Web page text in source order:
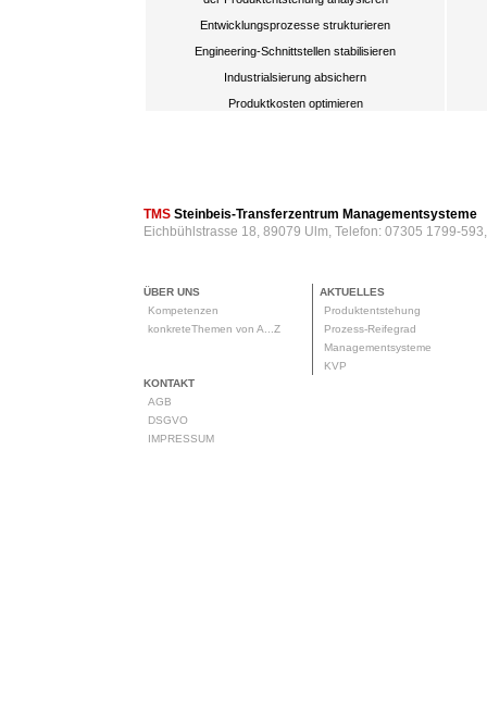
Entwicklungsprozesse strukturieren
Engineering-Schnittstellen stabilisieren
Industrialsierung absichern
Produktkosten optimieren
TMS Steinbeis-Transferzentrum Managementsysteme
Eichbühlstrasse 18, 89079 Ulm, Telefon: 07305 1799-
ÜBER UNS
Kompetenzen
konkreteThemen von A...Z
AKTUELLES
Produktentstehung
Prozess-Reifegrad
Managementsysteme
KVP
KONTAKT
AGB
DSGVO
IMPRESSUM